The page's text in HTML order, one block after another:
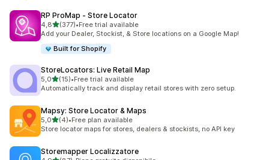
RP ProMap ‑ Store Locator
4,8stelle su 5
(377)
377 recensioni totali
•Free trial available
Add your Dealer, Stockist, & Store locations on a Google Map!
Built for Shopify
StoreLocators: Live Retail Map
5,0stelle su 5
(15)
15 recensioni totali
•Free trial available
Automatically track and display retail stores with zero setup.
Mapsy: Store Locator & Maps
5,0stelle su 5
(4)
4 recensioni totali
•Free plan available
Store locator maps for stores, dealers & stockists, no API key
Storemapper Localizzatore